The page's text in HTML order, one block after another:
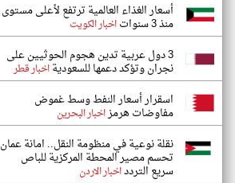
أسعار الغذاء العالمية ترتفع لأعلى مستوى
منذ 3 سنوات اخبار الكويت
3 دول عربية تدين هجوم الحوثيين على
نجران وتؤكد دعمها للسعوديةاخبار قطر
اسقرار أسعار النفط وسط غموض
مفاوضات هرمزاخبار البحرين
نقلة نوعية في منظومة النقل.. امانة عمان
تحسم مصير المحطة المركزية للباص
سريع التردداخبار الاردن